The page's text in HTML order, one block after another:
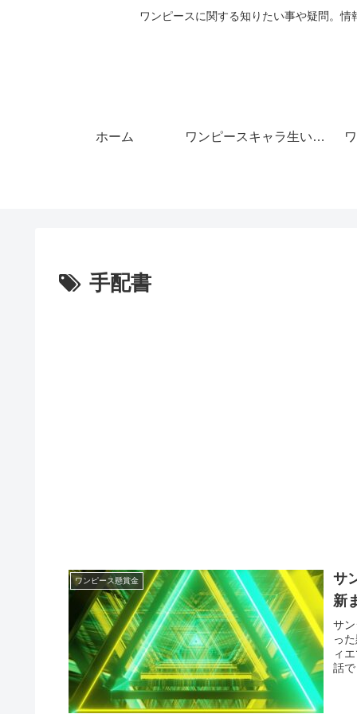
ワンピースに関する知りたい事や疑問。
ホーム ワンピースキャラ生い立ち
手配書
ワンピース懸賞金
サ
新
サ
っ
ィ
話